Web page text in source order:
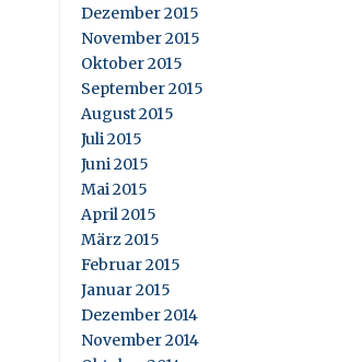
Dezember 2015
November 2015
Oktober 2015
September 2015
August 2015
Juli 2015
Juni 2015
Mai 2015
April 2015
März 2015
Februar 2015
Januar 2015
Dezember 2014
November 2014